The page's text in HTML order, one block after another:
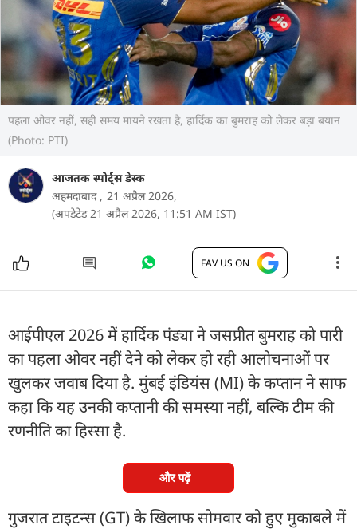
पहला ओवर नहीं, सही समय मायने रखता है, हार्दिक का बुमराह को लेकर बड़ा बयान
(Photo: PTI)
आजतक स्पोर्ट्स डेस्क
अहमदाबाद , 21 अप्रैल 2026,
(अपडेटेड 21 अप्रैल 2026, 11:51 AM IST)
FAV US ON
आईपीएल 2026 में हार्द‍िक पंड्या ने जसप्रीत बुमराह को पारी
का पहला ओवर नहीं देने को लेकर हो रही आलोचनाओं पर
खुलकर जवाब दिया है. मुंबई इंडियंस (MI) के कप्तान ने साफ
कहा कि यह उनकी कप्तानी की समस्या नहीं, बल्कि टीम की
रणनीति का हिस्सा है.
और पढ़ें
गुजरात टाइटन्स (GT) के खिलाफ सोमवार को हुए मुकाबले में